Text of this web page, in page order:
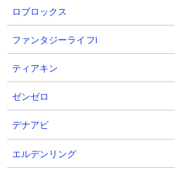
【ステージ概要】
レジェンドストーリー0の「眠りの
略動画まとめページです。このステ
とはハサミーマンやクロマジロやふ
ロブロックス
ファンタジーライフi
ティアキン
ゼンゼロ
デナアビ
エルデンリング